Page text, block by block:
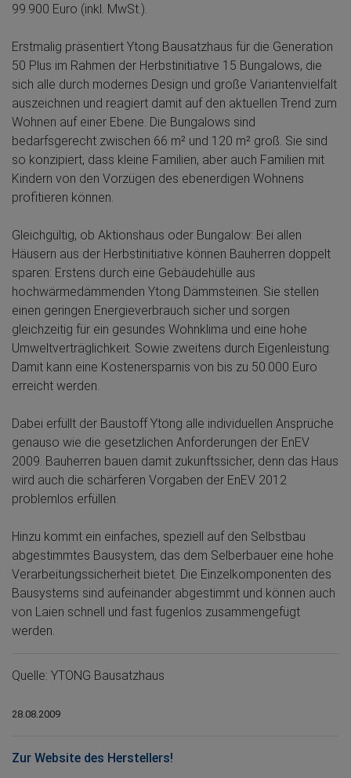
99.900 Euro (inkl. MwSt.).
Erstmalig präsentiert Ytong Bausatzhaus für die Generation
50 Plus im Rahmen der Herbstinitiative 15 Bungalows, die
sich alle durch modernes Design und große Variantenvielfalt
auszeichnen und reagiert damit auf den aktuellen Trend zum
Wohnen auf einer Ebene. Die Bungalows sind
bedarfsgerecht zwischen 66 m² und 120 m² groß. Sie sind
so konzipiert, dass kleine Familien, aber auch Familien mit
Kindern von den Vorzügen des ebenerdigen Wohnens
profitieren können.
Gleichgültig, ob Aktionshaus oder Bungalow: Bei allen
Häusern aus der Herbstinitiative können Bauherren doppelt
sparen: Erstens durch eine Gebäudehülle aus
hochwärmedämmenden Ytong Dämmsteinen. Sie stellen
einen geringen Energieverbrauch sicher und sorgen
gleichzeitig für ein gesundes Wohnklima und eine hohe
Umweltverträglichkeit. Sowie zweitens durch Eigenleistung:
Damit kann eine Kostenersparnis von bis zu 50.000 Euro
erreicht werden.
Dabei erfüllt der Baustoff Ytong alle individuellen Ansprüche
genauso wie die gesetzlichen Anforderungen der EnEV
2009. Bauherren bauen damit zukunftssicher, denn das Haus
wird auch die schärferen Vorgaben der EnEV 2012
problemlos erfüllen.
Hinzu kommt ein einfaches, speziell auf den Selbstbau
abgestimmtes Bausystem, das dem Selberbauer eine hohe
Verarbeitungssicherheit bietet. Die Einzelkomponenten des
Bausystems sind aufeinander abgestimmt und können auch
von Laien schnell und fast fugenlos zusammengefügt
werden.
Quelle: YTONG Bausatzhaus
28.08.2009
Zur Website des Herstellers!